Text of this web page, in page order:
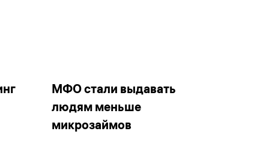
МФО стали выдавать
людям меньше
микрозаймов